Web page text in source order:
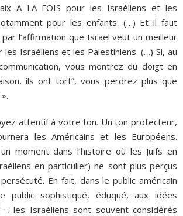
A LA FOIS pour les Israéliens et les
pour les enfants. (…) Et il faut
l’affirmation que Israël veut un meilleur
Israéliens et les Palestiniens. (…) Si, au
vous montrez du doigt en
ils ont tort”, vous perdrez plus que
attentif à votre ton. Un ton protecteur,
les Américains et les Européens.
moment dans l’histoire où les Juifs en
en particulier) ne sont plus perçus
En fait, dans le public américain
public sophistiqué, éduqué, aux idées
, les Israéliens sont souvent considérés